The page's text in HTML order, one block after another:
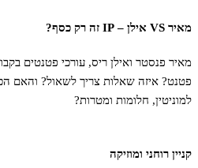
מאיר VS אילן – IP זה רק כסף?
מאיר פנסטר ואילן ריס, עורכי פטנטים
פטנט? איזה שאלות צריך לשאול? והאם
למוניטין, חלומות ומטרות?
קניין רוחני ומוזיקה